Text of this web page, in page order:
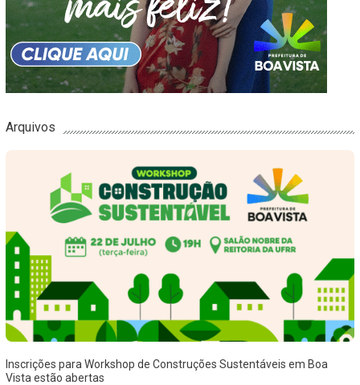
Arquivos
Inscrições para Workshop de Construções Sustentáveis em Boa
Vista estão abertas